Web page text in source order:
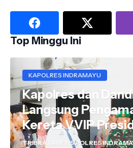
Top Minggu Ini
KAPOLRES INDRAMAYU
Kapolres dan
Langsung
Kereta VVIP
Wilayah Indramayu
TRIBRATANEWS POLRES